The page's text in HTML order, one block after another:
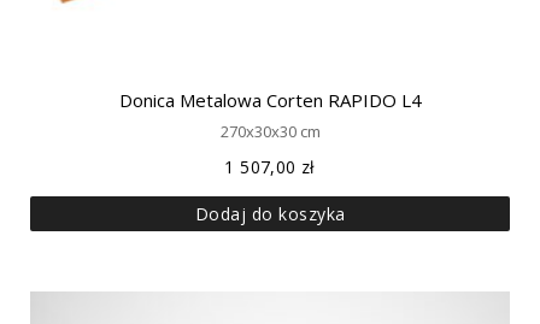
Donica Metalowa Corten RAPIDO L4
270x30x30 cm
1 507,00 zł
Dodaj do koszyka